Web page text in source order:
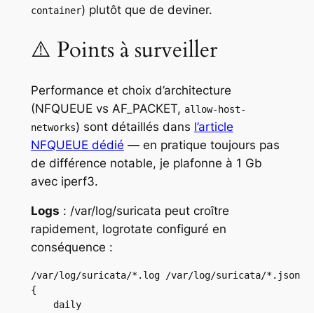
container) plutôt que de deviner.
⚠️ Points à surveiller
Performance et choix d’architecture
(NFQUEUE vs AF_PACKET, allow-host-
networks) sont détaillés dans l’article
NFQUEUE dédié — en pratique toujours pas
de différence notable, je plafonne à 1 Gb
avec iperf3.
Logs : /var/log/suricata peut croître
rapidement, logrotate configuré en
conséquence :
/var/log/suricata/*.log /var/log/suricata/*.json
{
    daily